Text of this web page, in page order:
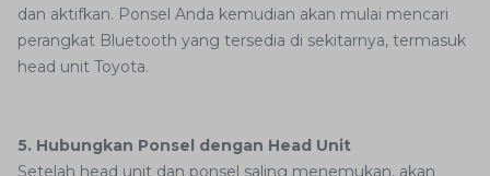
dan aktifkan. Ponsel Anda kemudian akan mulai mencari
perangkat Bluetooth yang tersedia di sekitarnya, termasuk
head unit Toyota.
5. Hubungkan Ponsel dengan Head Unit
Setelah head unit dan ponsel saling menemukan, akan